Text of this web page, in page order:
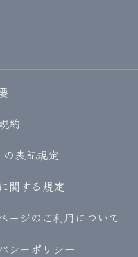
約
の表記規定
関する規定
ージのご利用について
シーポリシー